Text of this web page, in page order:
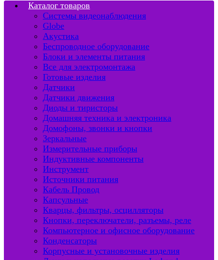
Каталог товаров
Системы видеонаблюдения
Globe
Акустика
Беспроводное оборудование
Блоки и элементы питания
Все для электромонтажа
Готовые изделия
Датчики
Датчики движения
Диоды и тиристоры
Домашняя техника и электроника
Домофоны, звонки и кнопки
Зеркальные
Измерительные приборы
Индуктивные компоненты
Инструмент
Источники питания
Кабель Провод
Капсульные
Кварцы, фильтры, осцилляторы
Кнопки, переключатели, разъемы, реле
Компьютерное и офисное оборудование
Конденсаторы
Корпусные и установочные изделия